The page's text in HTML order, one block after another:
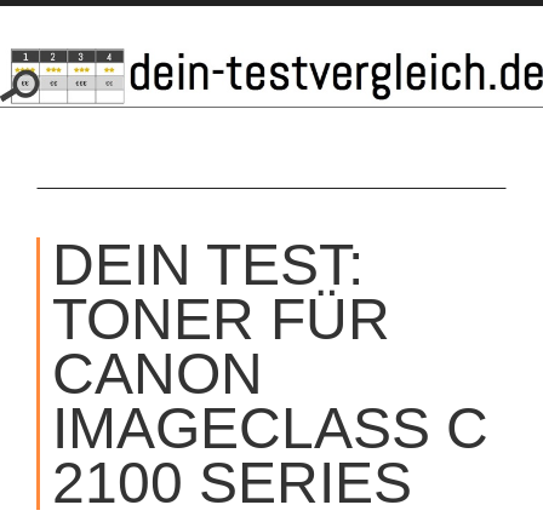
SKIP
CONTENT
DEIN TEST:
TONER FÜR
CANON
IMAGECLASS C
2100 SERIES